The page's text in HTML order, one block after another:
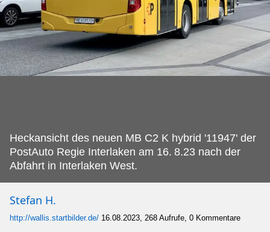
Heckansicht des neuen MB C2 K hybrid '11947' der
PostAuto Regie Interlaken am 16. 8.23 nach der
Abfahrt in Interlaken West.
Stefan H.
http://wallis.startbilder.de/ 16.08.2023, 268 Aufrufe, 0 Kommentare